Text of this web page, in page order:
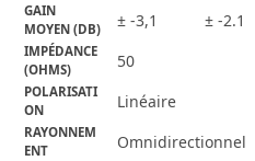
GAIN
MOYEN (DB)
± -3,1 ± -2.1
IMPÉDANCE
(OHMS)
50
POLARISATI
ON
Linéaire
RAYONNEM
ENT
Omnidirectionnel